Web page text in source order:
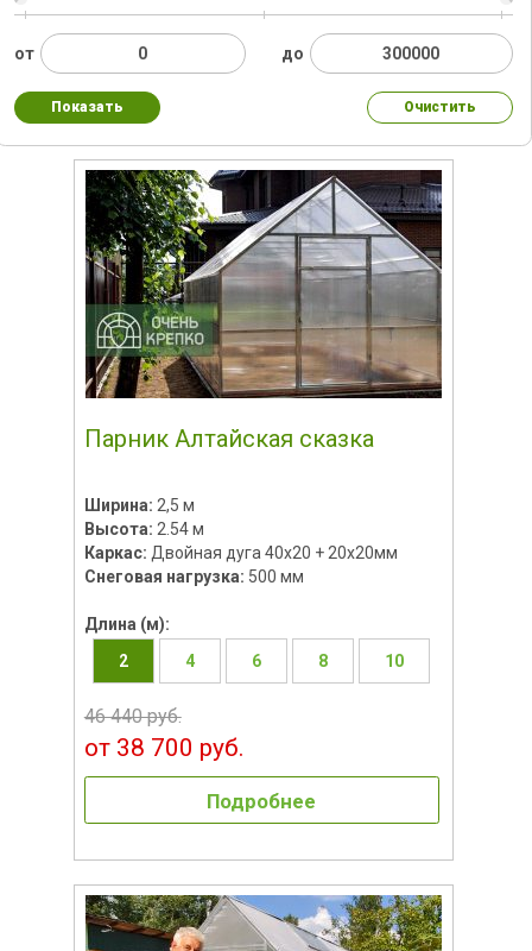
от до
Показать Очистить
Парник Алтайская сказка
Ширина: 2,5 м
Высота: 2.54 м
Каркас: Двойная дуга 40х20 + 20х20мм
Снеговая нагрузка: 500 мм
Длина (м):
2
4 6 8 10
46 440 руб.
от 38 700 руб.
Подробнее